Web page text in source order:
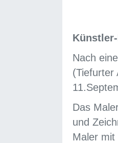
Nach
(Tiefurter
Das
und
Maler mit